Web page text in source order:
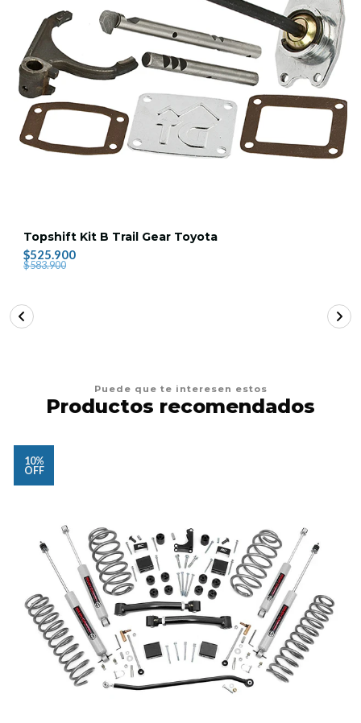
Topshift Kit B Trail Gear Toyota
$525.900
$583.900
Puede que te interesen estos
Productos recomendados
10%
OFF